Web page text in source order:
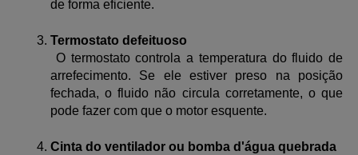
de forma eficiente.
Termostato defeituoso
arrefecimento. Se ele estiver preso na posição
fechada, o fluido não circula corretamente, o que
pode fazer com que o motor esquente.
Cinta do ventilador ou bomba d'água quebrada